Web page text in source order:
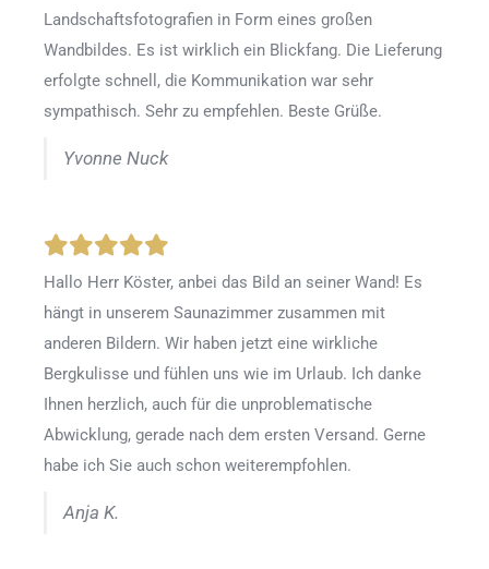
Landschaftsfotografien in Form eines großen
Wandbildes. Es ist wirklich ein Blickfang. Die Lieferung
erfolgte schnell, die Kommunikation war sehr
sympathisch. Sehr zu empfehlen. Beste Grüße.
Yvonne Nuck
Hallo Herr Köster, anbei das Bild an seiner Wand! Es
hängt in unserem Saunazimmer zusammen mit
anderen Bildern. Wir haben jetzt eine wirkliche
Bergkulisse und fühlen uns wie im Urlaub. Ich danke
Ihnen herzlich, auch für die unproblematische
Abwicklung, gerade nach dem ersten Versand. Gerne
habe ich Sie auch schon weiterempfohlen.
Anja K.